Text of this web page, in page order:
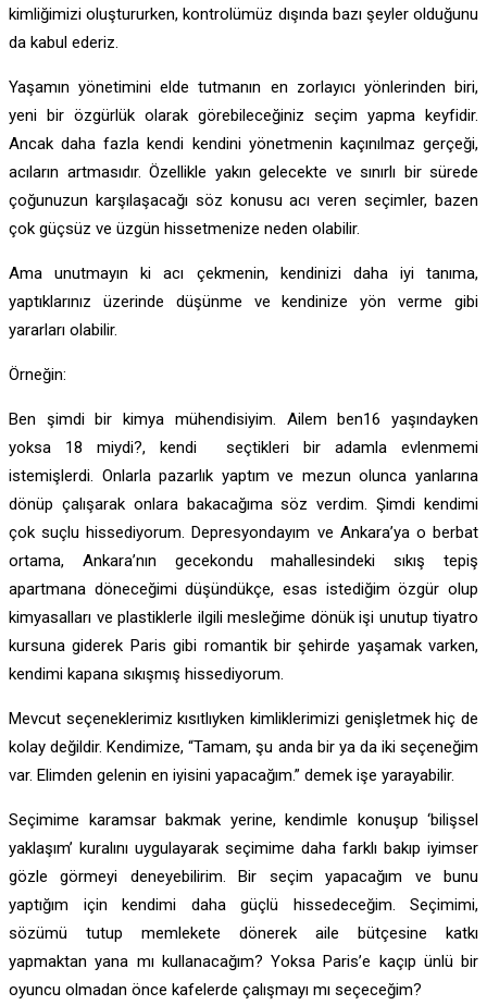
kimliğimizi oluştururken, kontrolümüz dışında bazı şeyler olduğunu
da kabul ederiz.
Yaşamın yönetimini elde tutmanın en zorlayıcı yönlerinden biri,
yeni bir özgürlük olarak görebileceğiniz seçim yapma keyfidir.
Ancak daha fazla kendi kendini yönetmenin kaçınılmaz gerçeği,
acıların artmasıdır. Özellikle yakın gelecekte ve sınırlı bir sürede
çoğunuzun karşılaşacağı söz konusu acı veren seçimler, bazen
çok güçsüz ve üzgün hissetmenize neden olabilir.
Ama unutmayın ki acı çekmenin, kendinizi daha iyi tanıma,
yaptıklarınız üzerinde düşünme ve kendinize yön verme gibi
yararları olabilir.
Örneğin:
Ben şimdi bir kimya mühendisiyim. Ailem ben16 yaşındayken
yoksa 18 miydi?, kendi seçtikleri bir adamla evlenmemi
istemişlerdi. Onlarla pazarlık yaptım ve mezun olunca yanlarına
dönüp çalışarak onlara bakacağıma söz verdim. Şimdi kendimi
çok suçlu hissediyorum. Depresyondayım ve Ankara’ya o berbat
ortama, Ankara’nın gecekondu mahallesindeki sıkış tepiş
apartmana döneceğimi düşündükçe, esas istediğim özgür olup
kimyasalları ve plastiklerle ilgili mesleğime dönük işi unutup tiyatro
kursuna giderek Paris gibi romantik bir şehirde yaşamak varken,
kendimi kapana sıkışmış hissediyorum.
Mevcut seçeneklerimiz kısıtlıyken kimliklerimizi genişletmek hiç de
kolay değildir. Kendimize, “Tamam, şu anda bir ya da iki seçeneğim
var. Elimden gelenin en iyisini yapacağım.” demek işe yarayabilir.
Seçimime karamsar bakmak yerine, kendimle konuşup ‘bilişsel
yaklaşım’ kuralını uygulayarak seçimime daha farklı bakıp iyimser
gözle görmeyi deneyebilirim. Bir seçim yapacağım ve bunu
yaptığım için kendimi daha güçlü hissedeceğim. Seçimimi,
sözümü tutup memlekete dönerek aile bütçesine katkı
yapmaktan yana mı kullanacağım? Yoksa Paris’e kaçıp ünlü bir
oyuncu olmadan önce kafelerde çalışmayı mı seçeceğim?